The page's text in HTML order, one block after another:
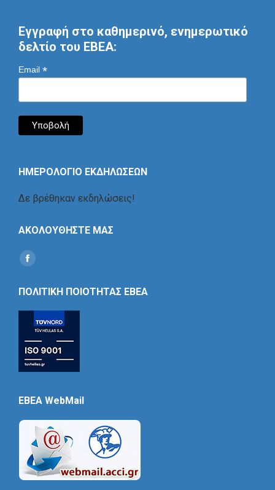
Εγγραφή στο καθημερινό, ενημερωτικό
δελτίο του ΕΒΕΑ:
Email *
ΗΜΕΡΟΛΟΓΙΟ ΕΚΔΗΛΩΣΕΩΝ
Δε βρέθηκαν εκδηλώσεις!
ΑΚΟΛΟΥΘΗΣΤΕ ΜΑΣ
Find us on:
Social
ΠΟΛΙΤΙΚΗ ΠΟΙΟΤΗΤΑΣ ΕΒΕΑ
EBEA WebMail